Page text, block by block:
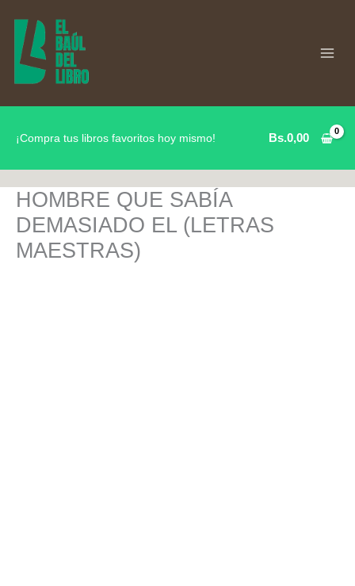
contenido
¡Compra tus libros favoritos hoy mismo! Bs.0,00
HOMBRE QUE SABÍA
DEMASIADO EL (LETRAS
MAESTRAS)